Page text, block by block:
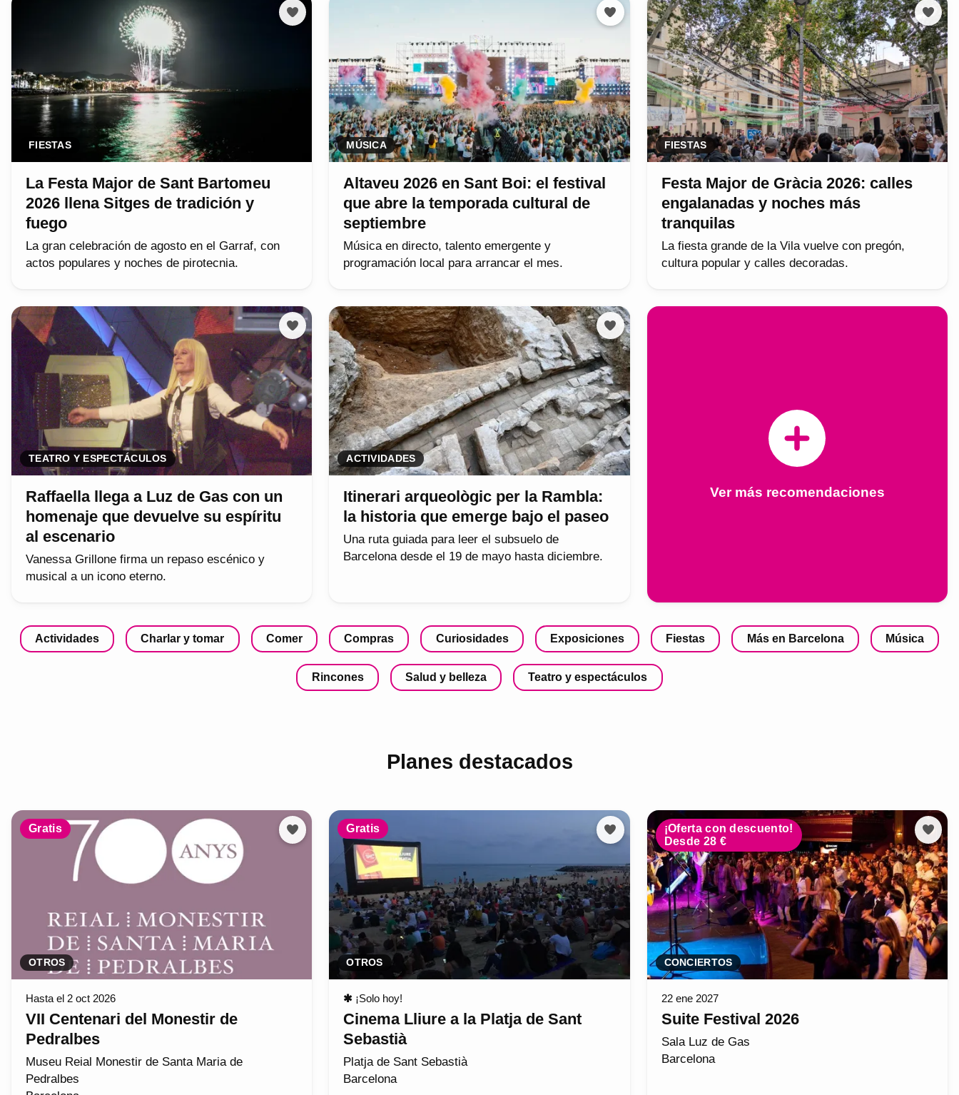
FIESTAS
La Festa Major de Sant Bartomeu
2026 llena Sitges de tradición y
fuego
La gran celebración de agosto en el Garraf, con
actos populares y noches de pirotecnia.
MÚSICA
Altaveu 2026 en Sant Boi: el festival
que abre la temporada cultural de
septiembre
Música en directo, talento emergente y
programación local para arrancar el mes.
FIESTAS
Festa Major de Gràcia 2026: calles
engalanadas y noches más
tranquilas
La fiesta grande de la Vila vuelve con pregón,
cultura popular y calles decoradas.
TEATRO Y ESPECTÁCULOS
Raffaella llega a Luz de Gas con un
homenaje que devuelve su espíritu
al escenario
Vanessa Grillone firma un repaso escénico y
musical a un icono eterno.
ACTIVIDADES
Itinerari arqueològic per la Rambla:
la historia que emerge bajo el paseo
Una ruta guiada para leer el subsuelo de
Barcelona desde el 19 de mayo hasta diciembre.
Ver más recomendaciones
Actividades Charlar y tomar Comer Compras Curiosidades Exposiciones Fiestas Más en Barcelona Música
Rincones Salud y belleza Teatro y espectáculos
Planes destacados
Gratis
OTROS
Hasta el 2 oct 2026
VII Centenari del Monestir de
Pedralbes
Museu Reial Monestir de Santa Maria de
Pedralbes
Gratis
OTROS
✱ ¡Solo hoy!
Cinema Lliure a la Platja de Sant
Sebastià
Platja de Sant Sebastià
Barcelona
¡Oferta con descuento!
Desde 28 €
CONCIERTOS
22 ene 2027
Suite Festival 2026
Sala Luz de Gas
Barcelona